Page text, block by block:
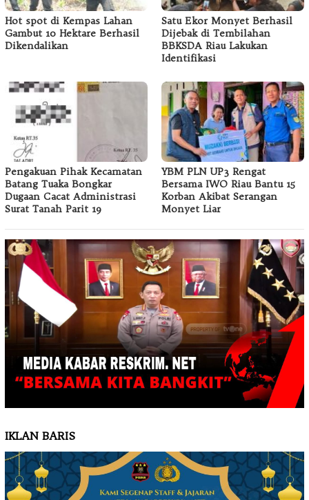
Hot spot di Kempas Lahan
Gambut 10 Hektare Berhasil
Dikendalikan
Satu Ekor Monyet Berhasil
Dijebak di Tembilahan
BBKSDA Riau Lakukan
Identifikasi
Pengakuan Pihak Kecamatan
Batang Tuaka Bongkar
Dugaan Cacat Administrasi
Surat Tanah Parit 19
YBM PLN UP3 Rengat
Bersama IWO Riau Bantu 15
Korban Akibat Serangan
Monyet Liar
IKLAN BARIS